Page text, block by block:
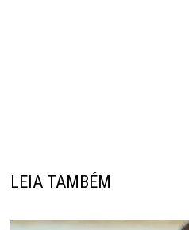
LEIA TAMBÉM